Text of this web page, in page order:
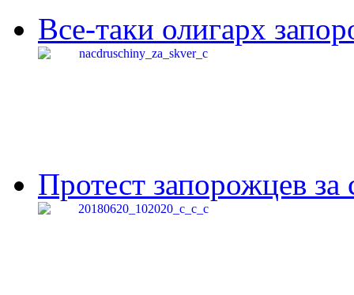
Все-таки олигарх
Протест запорожцев за